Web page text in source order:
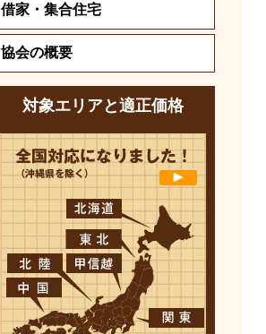
借家・集合住宅
協会の概要
対象エリアと適正価格